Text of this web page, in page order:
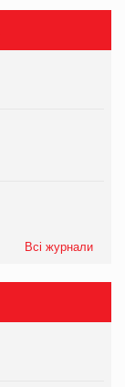
Всі журнали